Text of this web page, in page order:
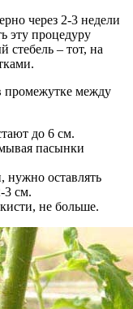
через 2-3 недели
эту процедуру
стебель – тот, на
промежутке между
до 6 см.
пасынки
нужно оставлять
3 см.
не больше.